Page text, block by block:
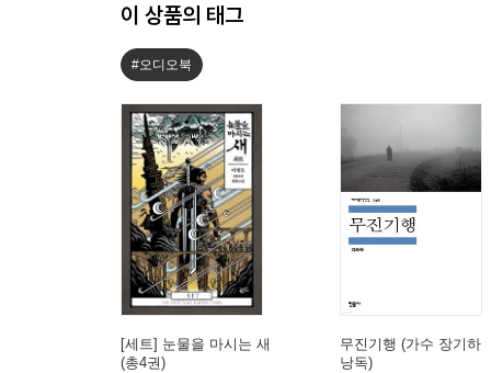
이 상품의 태그
#오디오북
[세트] 눈물을 마시는 새
(총4권)
무진기행 (가수 장기하
낭독)